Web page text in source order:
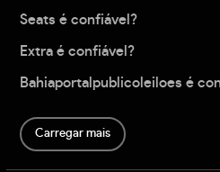
Seats é confiável?
Extra é confiável?
Bahiaportalpublicoleiloes é
Carregar mais